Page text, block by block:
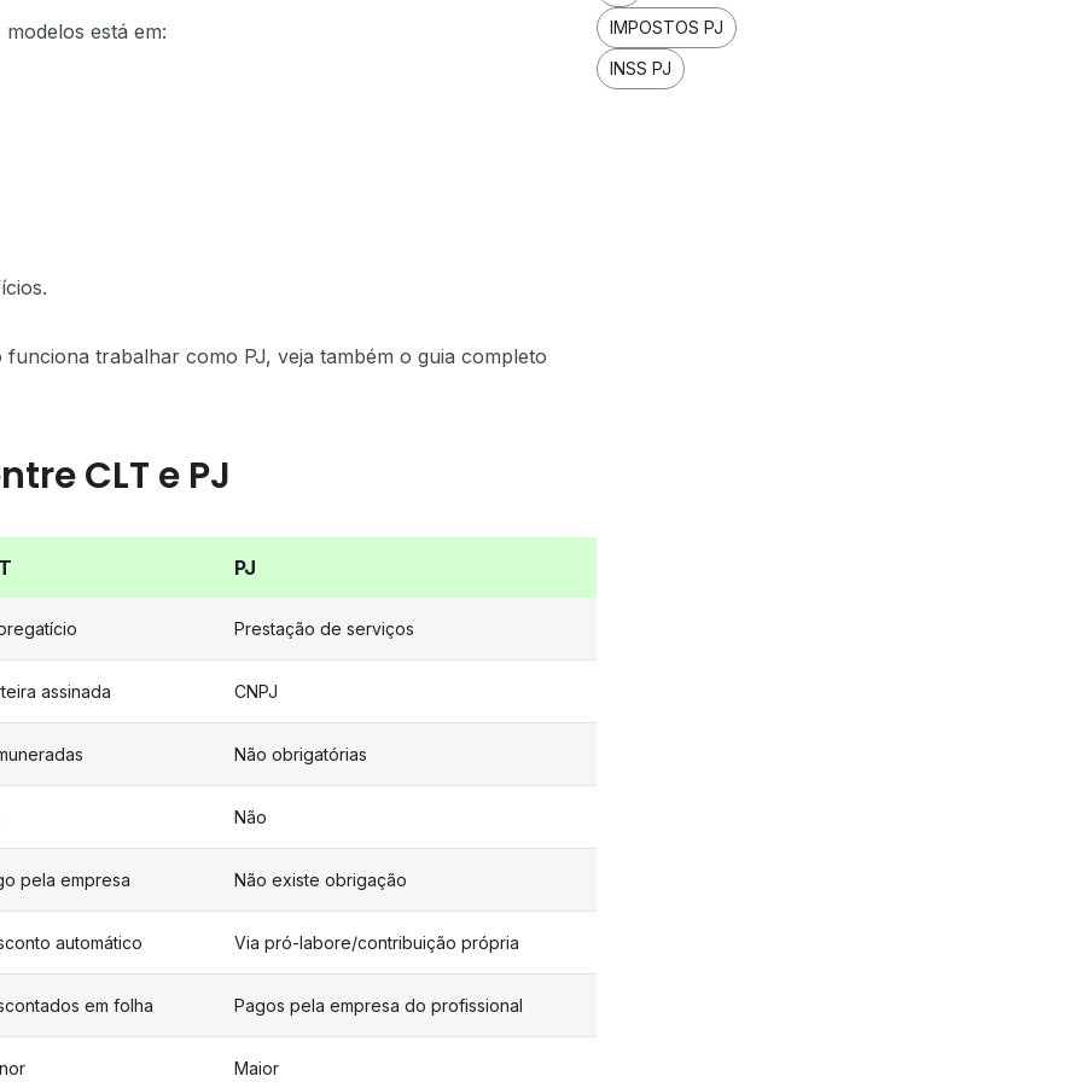
está em:
trabalhar como PJ, veja também o guia completo
CLT e PJ
PJ
Prestação de serviços
assinada CNPJ
Não obrigatórias
Não
pela empresa Não existe obrigação
automático Via pró-labore/contribuição própria
em folha Pagos pela empresa do profissional
Maior
IMPOSTOS PJ
INSS PJ